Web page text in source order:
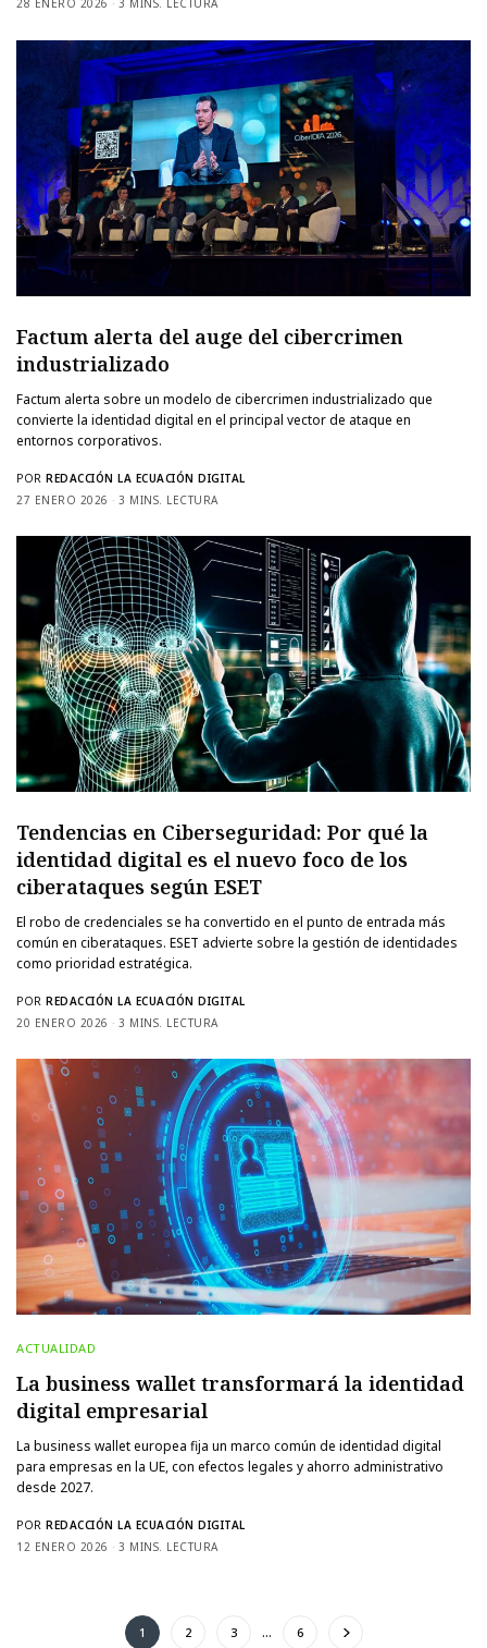
28 ENERO 2026 3 MINS. LECTURA
Factum alerta del auge del cibercrimen
industrializado
Factum alerta sobre un modelo de cibercrimen industrializado que
convierte la identidad digital en el principal vector de ataque en
entornos corporativos.
POR REDACCIÓN LA ECUACIÓN DIGITAL
27 ENERO 2026
3 MINS. LECTURA
Tendencias en Ciberseguridad: Por qué la
identidad digital es el nuevo foco de los
ciberataques según ESET
El robo de credenciales se ha convertido en el punto de entrada más
común en ciberataques. ESET advierte sobre la gestión de identidades
como prioridad estratégica.
POR REDACCIÓN LA ECUACIÓN DIGITAL
20 ENERO 2026
3 MINS. LECTURA
ACTUALIDAD
La business wallet transformará la identidad
digital empresarial
La business wallet europea fija un marco común de identidad digital
para empresas en la UE, con efectos legales y ahorro administrativo
desde 2027.
POR REDACCIÓN LA ECUACIÓN DIGITAL
12 ENERO 2026
3 MINS. LECTURA
1 2 3 … 6